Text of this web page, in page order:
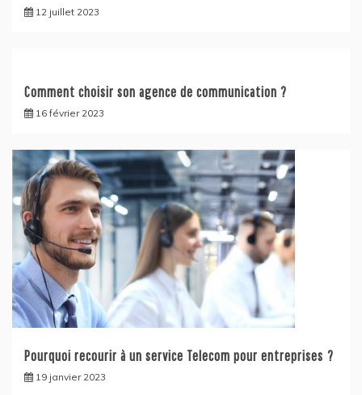
12 juillet 2023
Comment choisir son agence de communication ?
16 février 2023
Pourquoi recourir à un service Telecom pour entreprises ?
19 janvier 2023